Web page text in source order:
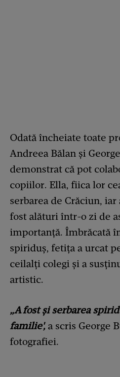
Odată încheiate toate
Andreea Bălan și
demonstrat că pot
copiilor. Ella, fiica lor
serbarea de Crăciun,
fost alături într-o zi de
importanță. Îmbrăcată
spiriduș, fetița a urcat
ceilalți colegi și a
artistic.
„A fost și serbarea
familie', a scris George
fotografiei.